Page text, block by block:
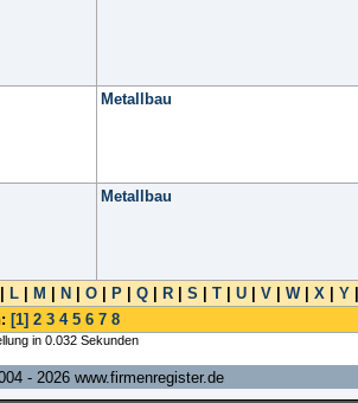
Metallbau
Metallbau
L M N O P Q R S T U V W| X Y
[1] 2 3 4 5 6 7 8
in 0.032 Sekunden
- 2026 www.firmenregister.de